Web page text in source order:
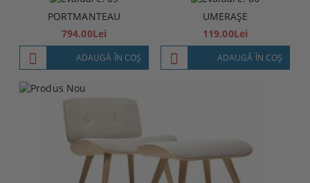
PORTMANTEAU
794.00Lei
ADAUGĂ ÎN COŞ
UMERAŞE
119.00Lei
ADAUGĂ ÎN COŞ